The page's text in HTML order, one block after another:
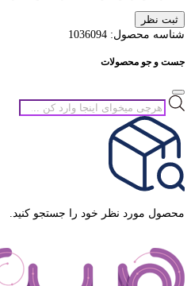
ثبت نظر
شناسه محصول: 1036094
جست و جو محصولات
جستجوی
محصولات
محصول مورد نظر خود را جستجو کنید.